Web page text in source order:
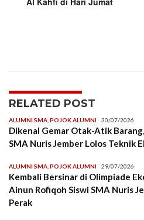
RELATED POST
ALUMNI SMA POJOK ALUMNI 30/07/2026
Dikenal Gemar Otak-Atik
SMA Nuris Jember Lolos Teknik
ALUMNI SMA POJOK ALUMNI 29/07/2026
Kembali Bersinar di Olimpiade
Ainun Rofiqoh Siswi SMA Nuris
Perak